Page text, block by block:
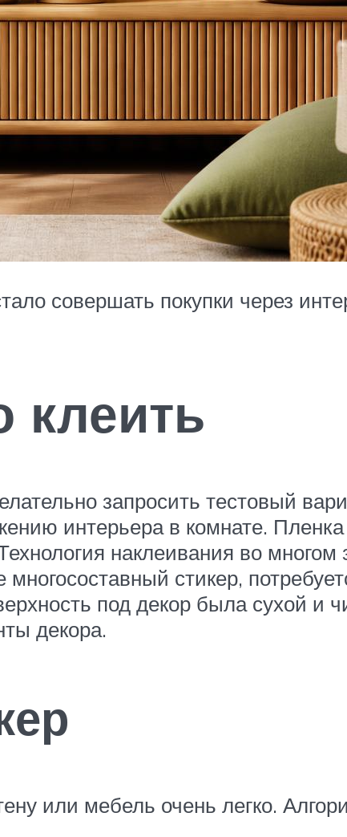
совершать покупки через
клеить
запросить тестовый
интерьера в комнате.
наклеивания во многом
стикер,
под декор была сухой и
декора.
или мебель очень легко.